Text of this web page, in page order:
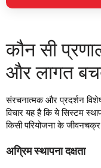
कौन सी
और लागत
संरचनात्मक और प्रदर्शन
विचार यह है कि ये सिस्टम
किसी परियोजना के जीवनचक्र
अग्रिम स्थापना दक्षता